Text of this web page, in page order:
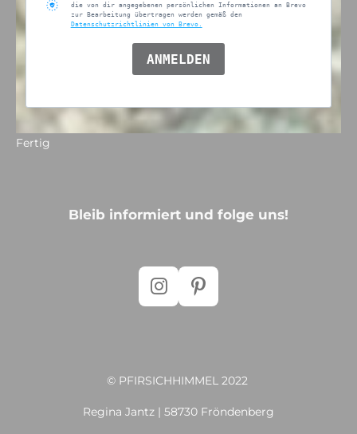
die von dir angegebenen persönlichen Informationen an Brevo
zur Bearbeitung übertragen werden gemäß den
Datenschutzrichtlinien von Brevo.
ANMELDEN
Fertig
Bleib informiert und folge uns!
I
g
r
P
r
e
© PFIRSICHHIMMEL 2022
Regina Jantz | 58730 Fröndenberg